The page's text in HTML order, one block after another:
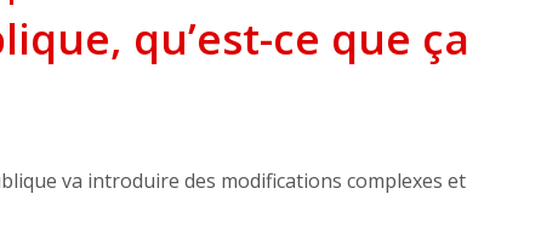
qu’est-ce que ça
va introduire des modifications complexes et